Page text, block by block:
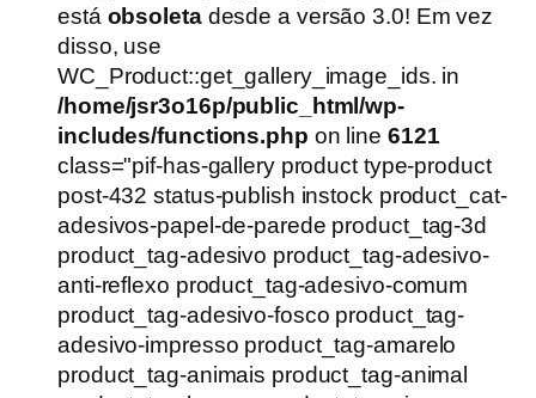
era:
R$54,90.
é:
está obsoletadesde a versão 3.0! Em vez
disso, use
WC_Product::get_gallery_image_ids. in
/home/jsr3o16p/public_html/wp-
includes/functions.php on line 6121
class="pif-has-gallery product type-product
post-432 status-publish instock product_cat-
adesivos-papel-de-parede product_tag-3d
product_tag-adesivo product_tag-adesivo-
anti-reflexo product_tag-adesivo-comum
product_tag-adesivo-fosco product_tag-
adesivo-impresso product_tag-amarelo
product_tag-animais product_tag-animal